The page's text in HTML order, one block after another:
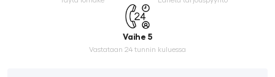
Vaihe 5
Vastataan 24 tunnin kuluessa